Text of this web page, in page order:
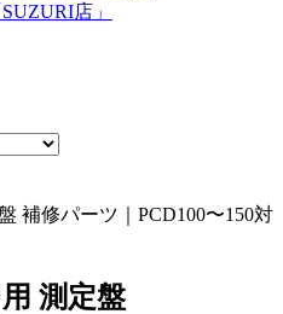
店」
測定盤